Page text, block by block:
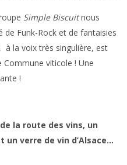
Simple Biscuitnous
de Funk-Rock et de fantaisies
à la voix très singulière, est
viticole ! Une
!
la route des vins, un
un verre de vin d’Alsace…